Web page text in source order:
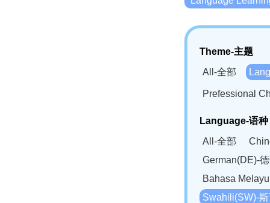
Theme-主题
All-全部
Prefessional
Language-语种
All-全部
German(DE)-
Bahasa
Swahili(SW)-